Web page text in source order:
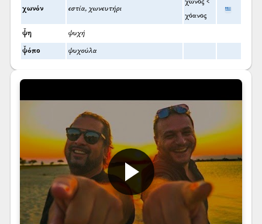
χωνόν εστία, χωνευτήρι
χῶνος <
χόανος
ψ̌η ψυχή
ψ̌όπο ψυχούλα